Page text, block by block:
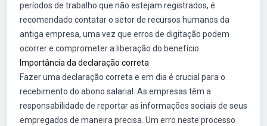
períodos de trabalho que não estejam registrados, é
recomendado contatar o setor de recursos humanos da
antiga empresa, uma vez que erros de digitação podem
ocorrer e comprometer a liberação do benefício.
Importância da declaração correta
Fazer uma declaração correta e em dia é crucial para o
recebimento do abono salarial. As empresas têm a
responsabilidade de reportar as informações sociais de seus
empregados de maneira precisa. Um erro neste processo